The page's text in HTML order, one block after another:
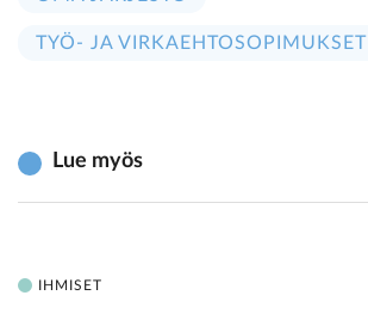
TYÖ- JA VIRKAEHTOSOPIMUKSET
Lue myös
IHMISET